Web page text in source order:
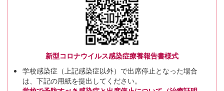
新型コロナウイルス感染症療養報告書様式
学校感染症（上記感染症以外）で出席停止となった場合
は、下記の用紙を提出してください。